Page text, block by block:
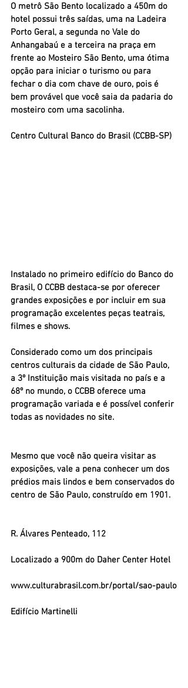
O metrô São Bento localizado a 450m do
hotel possui três saídas, uma na Ladeira
Porto Geral, a segunda no Vale do
Anhangabaú e a terceira na praça em
frente ao Mosteiro São Bento, uma ótima
opção para iniciar o turismo ou para
fechar o dia com chave de ouro, pois é
bem provável que você saia da padaria do
mosteiro com uma sacolinha.
Centro Cultural Banco do Brasil (CCBB-SP)
Instalado no primeiro edifício do Banco do
Brasil, O CCBB destaca-se por oferecer
grandes exposições e por incluir em sua
programação excelentes peças teatrais,
filmes e shows.
Considerado como um dos principais
centros culturais da cidade de São Paulo,
a 3º Instituição mais visitada no país e a
68º no mundo, o CCBB oferece uma
programação variada e é possível conferir
todas as novidades no site.
Mesmo que você não queira visitar as
exposições, vale a pena conhecer um dos
prédios mais lindos e bem conservados do
centro de São Paulo, construído em 1901.
R. Álvares Penteado, 112
Localizado a 900m do Daher Center Hotel
www.culturabrasil.com.br/portal/sao-paulo
Edifício Martinelli